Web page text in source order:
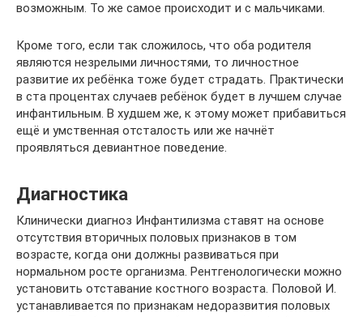
возможным. То же самое происходит и с мальчиками.
Кроме того, если так сложилось, что оба родителя
являются незрелыми личностями, то личностное
развитие их ребёнка тоже будет страдать. Практически
в ста процентах случаев ребёнок будет в лучшем случае
инфантильным. В худшем же, к этому может прибавиться
ещё и умственная отсталость или же начнёт
проявляться девиантное поведение.
Диагностика
Клинически диагноз Инфантилизма ставят на основе
отсутствия вторичных половых признаков в том
возрасте, когда они должны развиваться при
нормальном росте организма. Рентгенологически можно
установить отставание костного возраста. Половой И.
устанавливается по признакам недоразвития половых